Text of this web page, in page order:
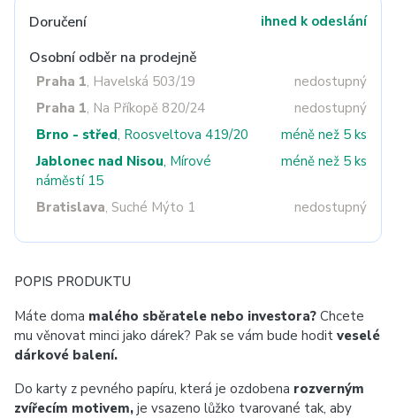
Doručení ihned k odeslání
Osobní odběr na prodejně
Praha 1, Havelská 503/19
nedostupný
Praha 1, Na Příkopě 820/24
nedostupný
Brno - střed, Roosveltova 419/20
méně než 5 ks
Jablonec nad Nisou, Mírové
náměstí 15
méně než 5 ks
Bratislava, Suché Mýto 1 nedostupný
POPIS PRODUKTU
Máte doma malého sběratele nebo investora? Chcete
mu věnovat minci jako dárek? Pak se vám bude hodit veselé
dárkové balení.
Do karty z pevného papíru, která je ozdobena rozverným
zvířecím motivem, je vsazeno lůžko tvarované tak, aby